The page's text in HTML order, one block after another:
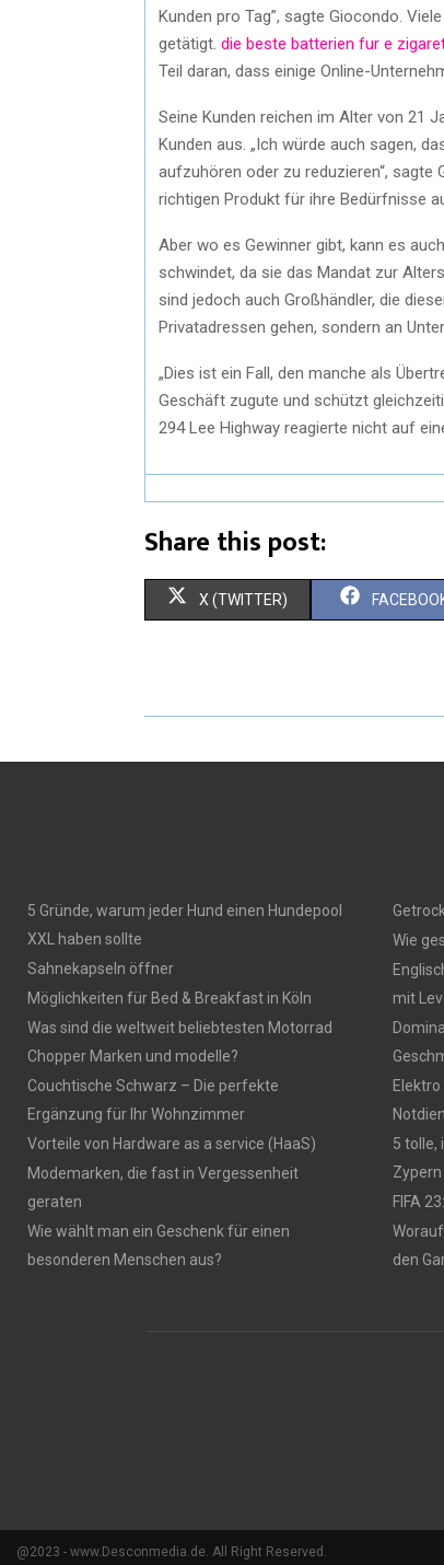
Kunden pro Tag”, sagte Giocondo.
getätigt. die beste batterien fur e
Teil daran, dass einige Online-
Seine Kunden reichen im Alter von 21
Kunden aus. „Ich würde auch sagen,
aufzuhören oder zu reduzieren“, sagte
richtigen Produkt für ihre Bedürfnisse
Aber wo es Gewinner gibt, kann es
schwindet, da sie das Mandat zur
sind jedoch auch Großhändler, die
Privatadressen gehen, sondern an
„Dies ist ein Fall, den manche als
Geschäft zugute und schützt
294 Lee Highway reagierte nicht auf
Share this post:
X (TWITTER)
5 Gründe, warum jeder Hund einen Hundepool
XXL haben sollte
Sahnekapseln öffner
Möglichkeiten für Bed & Breakfast in Köln
Was sind die weltweit beliebtesten Motorrad
Chopper Marken und modelle?
Couchtische Schwarz – Die perfekte
Ergänzung für Ihr Wohnzimmer
Vorteile von Hardware as a service (HaaS)
Modemarken, die fast in Vergessenheit
geraten
Wie wählt man ein Geschenk für einen
besonderen Menschen aus?
Wie
mit
5 tolle,
FIFA
den
@2023 - www.Desconmedia.de. All Right Reserved.